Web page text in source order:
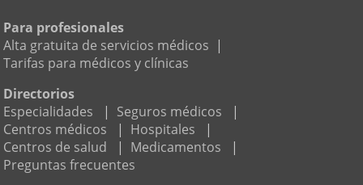
Para profesionales
Alta gratuita de servicios médicos |
Tarifas para médicos y clínicas
Directorios
Especialidades
| Seguros médicos
|
Centros médicos
| Hospitales
|
Centros de salud
| Medicamentos
|
Preguntas frecuentes